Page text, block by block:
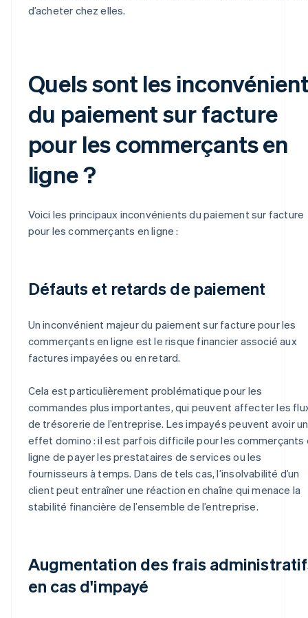
d’acheter chez elles.
Quels sont les
du paiement sur facture
pour les commerçants en
ligne ?
Voici les principaux inconvénients du paiement sur facture
pour les commerçants en ligne :
Défauts et retards de paiement
Un inconvénient majeur du paiement sur facture pour les
commerçants en ligne est le risque financier associé aux
factures impayées ou en retard.
Cela est particulièrement problématique pour les
commandes plus importantes, qui peuvent affecter les
de trésorerie de l’entreprise. Les impayés peuvent avoir un
effet domino : il est parfois difficile pour les commerçants
ligne de payer les prestataires de services ou les
fournisseurs à temps. Dans de tels cas, l’insolvabilité d’un
client peut entraîner une réaction en chaîne qui menace la
stabilité financière de l’ensemble de l’entreprise.
Augmentation des frais
en cas d'impayé